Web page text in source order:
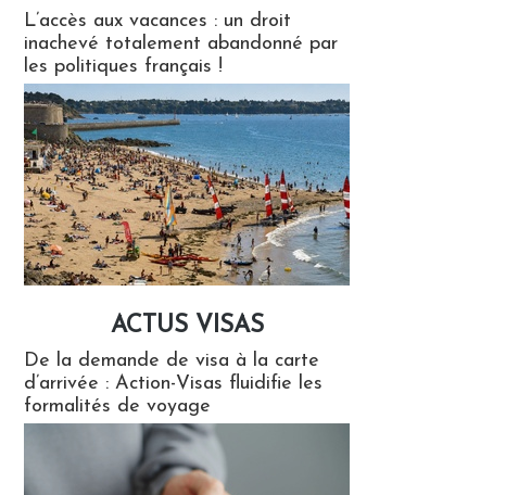
L’accès aux vacances : un droit
inachevé totalement abandonné par
les politiques français !
ACTUS VISAS
De la demande de visa à la carte
d’arrivée : Action-Visas fluidifie les
formalités de voyage